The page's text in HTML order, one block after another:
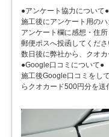
●アンケート協力について●
施工後にアンケート用のハ
アンケート欄に感想・住
郵便ポスへ投函してくだ
数日後に弊社から、クオ
●Google口コミについて●
施工後Google口コミをし
らクオカード500円分を送